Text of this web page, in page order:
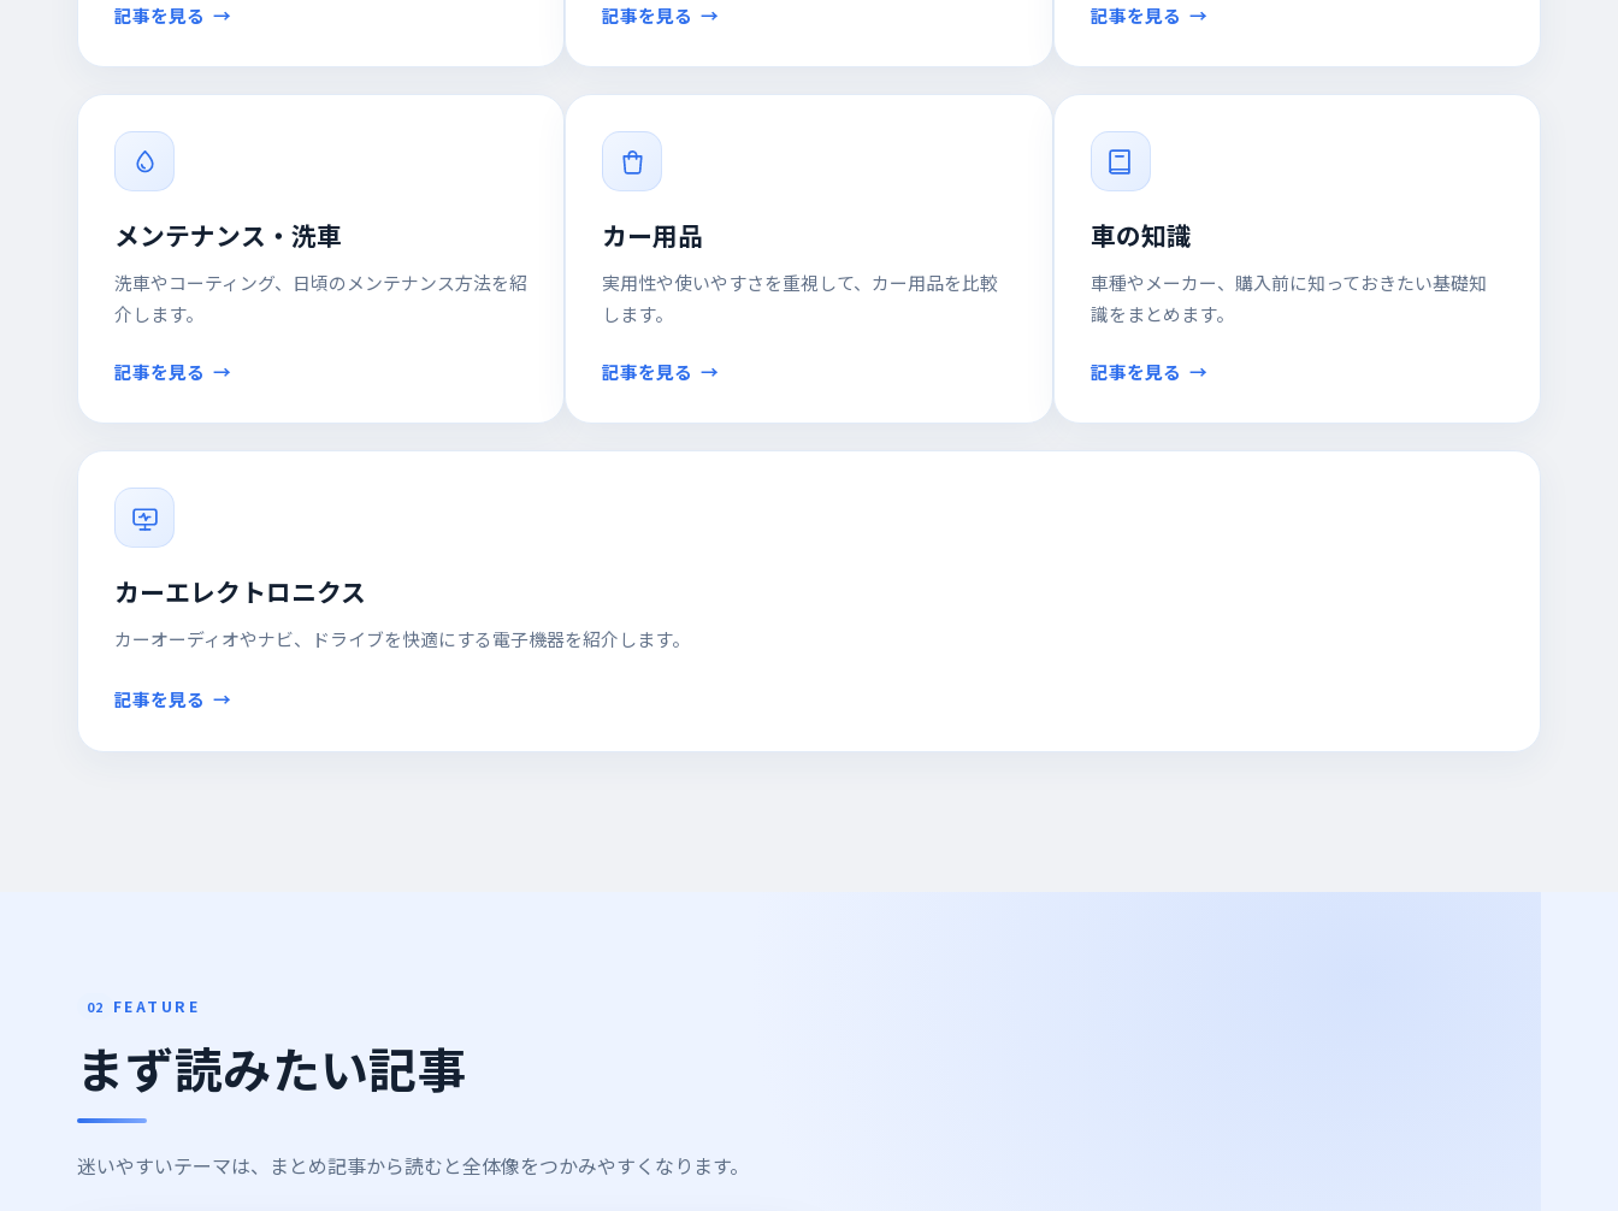
記事を見る 記事を見る 記事を見る
メンテナンス・洗車
洗車やコーティング、日頃のメンテナンス方法を紹
介します。
記事を見る
カー用品
実用性や使いやすさを重視して、カー用品を比較
します。
記事を見る
車の知識
車種やメーカー、購入前に知っておきたい基礎知
識をまとめます。
記事を見る
カーエレクトロニクス
カーオーディオやナビ、ドライブを快適にする電子機器を紹介します。
記事を見る
02 FEATURE
まず読みたい記事
迷いやすいテーマは、まとめ記事から読むと全体像をつかみやすくなります。